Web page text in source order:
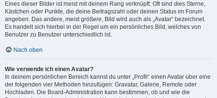
Eines dieser Bilder ist meist mit deinem Rang verknüpft: Oft sind dies Sterne,
Kästchen oder Punkte, die deine Beitragszahl oder deinen Status im Forum
angeben. Das andere, meist größere, Bild wird auch als „Avatar“ bezeichnet.
Es handelt sich hierbei in der Regel um ein persönliches Bild, welches von
Benutzer zu Benutzer unterschiedlich ist.
Nach oben
Wie verwende ich einen Avatar?
In deinem persönlichen Bereich kannst du unter „Profil“ einen Avatar über eine
der folgenden vier Methoden hinzufügen: Gravatar, Galerie, Remote oder
Hochladen. Die Board-Administration kann bestimmen, ob und wie die